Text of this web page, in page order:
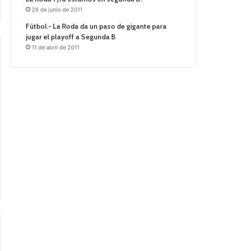
26 de junio de 2011
Fútbol.- La Roda da un paso de gigante para
jugar el playoff a Segunda B
11 de abril de 2011